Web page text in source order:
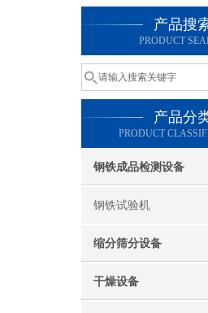
产品搜
PRODUCT
产品分
PRODUCT
钢铁成品检测设备
钢铁试验机
缩分筛分设备
干燥设备